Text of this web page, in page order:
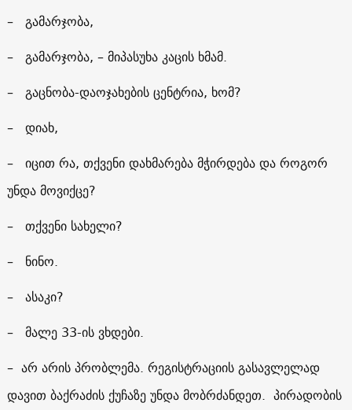
– გამარჯობა,
– გამარჯობა, – მიპასუხა კაცის ხმამ.
– გაცნობა-დაოჯახების ცენტრია, ხომ?
– დიახ,
– იცით რა, თქვენი დახმარება მჭირდება და როგორ
უნდა მოვიქცე?
– თქვენი სახელი?
– ნინო.
– ასაკი?
– მალე 33-ის ვხდები.
– არ არის პრობლემა. რეგისტრაციის გასავლელად
დავით ბაქრაძის ქუჩაზე უნდა მობრძანდეთ. პირადობის